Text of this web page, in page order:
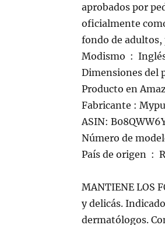
aprobados por
oficialmente
fondo de adultos,
Modismo ‏ :
Dimensiones del
Fabricante :
ASIN:
Número de
País
MANTIENE LOS
y delicás.
dermatólogos.